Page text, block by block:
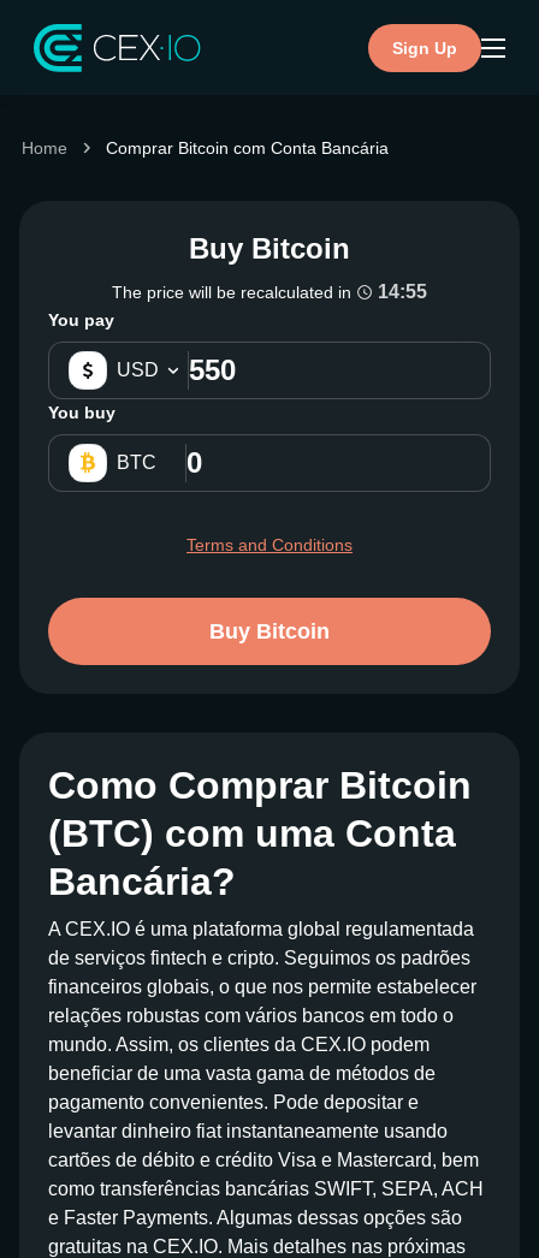
Sign Up
Home Comprar Bitcoin com Conta Bancária
Buy Bitcoin
The price will be recalculated in 14:54
You pay
USD
You buy
BTC
Terms and Conditions
Buy Bitcoin
Como Comprar Bitcoin
(BTC) com uma Conta
Bancária?
A CEX.IO é uma plataforma global regulamentada
de serviços fintech e cripto. Seguimos os padrões
financeiros globais, o que nos permite estabelecer
relações robustas com vários bancos em todo o
mundo. Assim, os clientes da CEX.IO podem
beneficiar de uma vasta gama de métodos de
pagamento convenientes. Pode depositar e
levantar dinheiro fiat instantaneamente usando
cartões de débito e crédito Visa e Mastercard, bem
como transferências bancárias SWIFT, SEPA, ACH
e Faster Payments. Algumas dessas opções são
gratuitas na CEX.IO. Mais detalhes nas próximas